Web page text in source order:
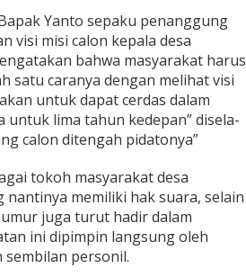
Yanto sepaku penanggung
visi misi calon kepala desa
bahwa masyarakat harus
satu caranya dengan melihat visi
untuk dapat cerdas dalam
untuk lima tahun kedepan” disela-
calon ditengah pidatonya”
tokoh masyarakat desa
memiliki hak suara, selain
juga turut hadir dalam
ini dipimpin langsung oleh
sembilan personil.